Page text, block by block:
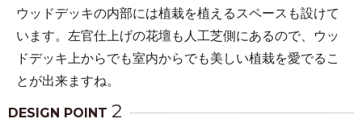
ウッドデッキの内部には植栽を植えるスペースも設けて
います。左官仕上げの花壇も人工芝側にあるので、ウッ
ドデッキ上からでも室内からでも美しい植栽を愛でるこ
とが出来ますね。
DESIGN POINT 2